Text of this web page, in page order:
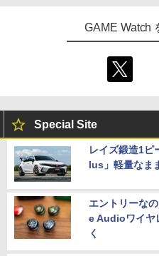
GAME Watch
Special Site
レイズ鍛造1ピ
lus」軽量なま
エントリーな
e Audioワイヤ
く